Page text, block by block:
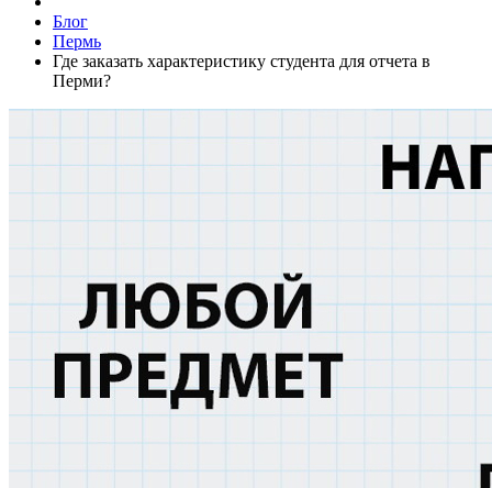
Блог
Пермь
Где заказать характеристику студента для отчета в
Перми?